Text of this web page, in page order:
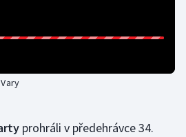
prohráli v předehrávce 34.